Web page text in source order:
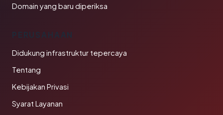
Domain yang baru diperiksa
PERUSAHAAN
Didukung infrastruktur tepercaya
Tentang
Kebijakan Privasi
Syarat Layanan